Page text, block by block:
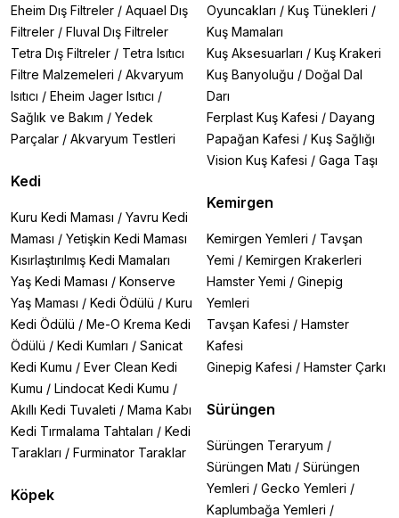
Eheim Dış Filtreler / Aquael Dış
Filtreler / Fluval Dış Filtreler
Tetra Dış Filtreler / Tetra Isıtıcı
Filtre Malzemeleri / Akvaryum
Isıtıcı / Eheim Jager Isıtıcı /
Sağlık ve Bakım / Yedek
Parçalar / Akvaryum Testleri
Kedi
Kuru Kedi Maması / Yavru Kedi
Maması / Yetişkin Kedi Maması
Kısırlaştırılmış Kedi Mamaları
Yaş Kedi Maması / Konserve
Yaş Maması / Kedi Ödülü / Kuru
Kedi Ödülü / Me-O Krema Kedi
Ödülü / Kedi Kumları / Sanicat
Kedi Kumu / Ever Clean Kedi
Kumu / Lindocat Kedi Kumu /
Akıllı Kedi Tuvaleti / Mama Kabı
Kedi Tırmalama Tahtaları / Kedi
Tarakları / Furminator Taraklar
Köpek
Oyuncakları / Kuş Tünekleri /
Kuş Mamaları
Kuş Aksesuarları / Kuş Krakeri
Kuş Banyoluğu / Doğal Dal
Darı
Ferplast Kuş Kafesi / Dayang
Papağan Kafesi / Kuş Sağlığı
Vision Kuş Kafesi / Gaga Taşı
Kemirgen
Kemirgen Yemleri / Tavşan
Yemi / Kemirgen Krakerleri
Hamster Yemi / Ginepig
Yemleri
Tavşan Kafesi / Hamster
Kafesi
Ginepig Kafesi / Hamster Çarkı
Sürüngen
Sürüngen Teraryum /
Sürüngen Matı / Sürüngen
Yemleri / Gecko Yemleri /
Kaplumbağa Yemleri /